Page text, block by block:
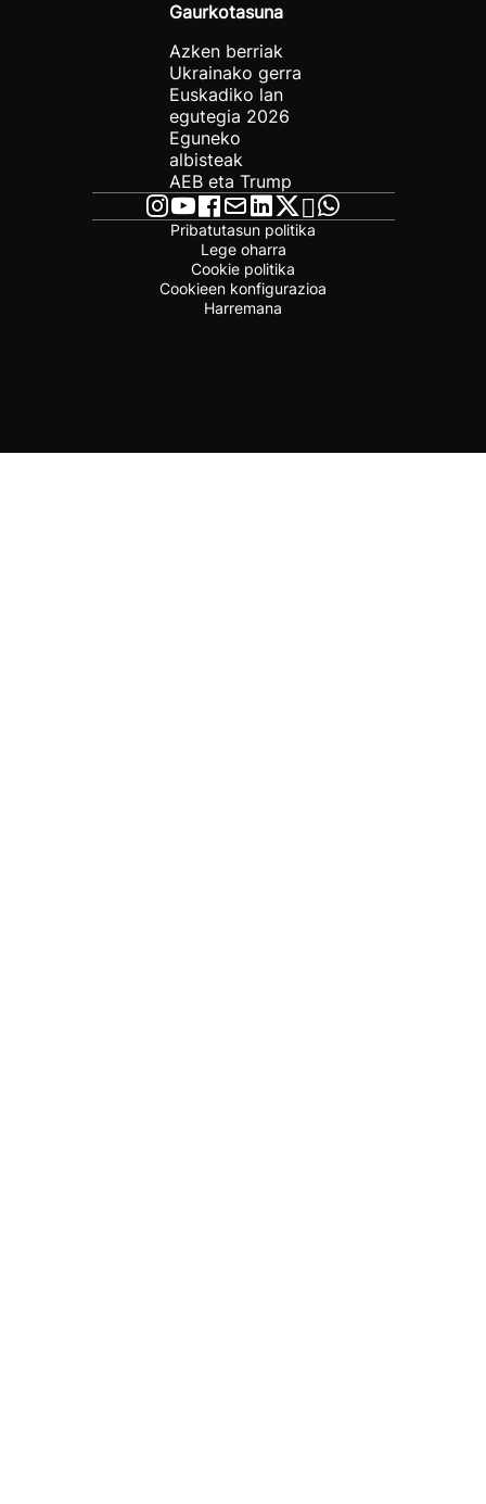
Gaurkotasuna
Azken berriak
Ukrainako gerra
Euskadiko lan
egutegia 2026
Eguneko
albisteak
AEB eta Trump
Pribatutasun politika
Lege oharra
Cookie politika
Cookieen konfigurazioa
Harremana